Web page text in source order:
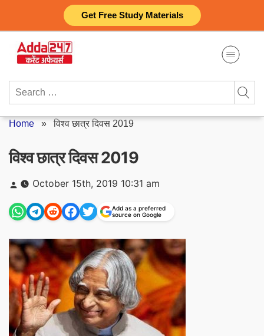
Get Free Study Materials
content
Search
Home »विश्व छात्र दिवस 2019
विश्व छात्र दिवस 2019
Posted
by
October 15th, 2019 10:31 am
Add as a preferred
source on Google